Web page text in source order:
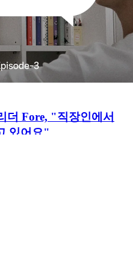
더 Fore, "직장인에서
있어요"